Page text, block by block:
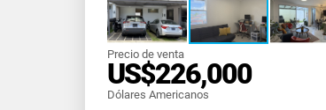
Precio de venta
US$226,000
Dólares Americanos